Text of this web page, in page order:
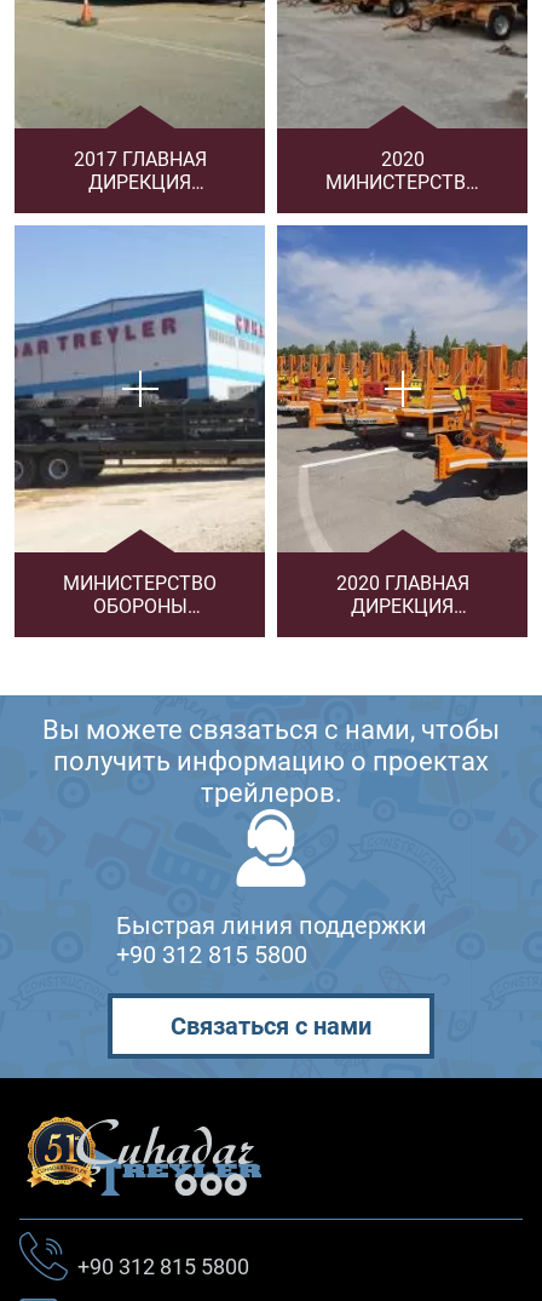
2017 ГЛАВНАЯ
ДИРЕКЦИЯ
ДОРОГ
2020
МИНИСТЕРСТВО
ОБОРОНЫ
МИНИСТЕРСТВО
ОБОРОНЫ
2020 ГЛАВНАЯ
ДИРЕКЦИЯ
Вы можете связаться с нами, чтобы
получить информацию о проектах
трейлеров.
Быстрая линия поддержки
+90 312 815 5800
Связаться с нами
+90 312 815 5800